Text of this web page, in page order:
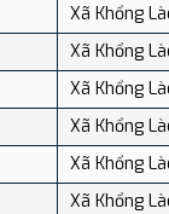
Xã Khổng
Xã Khổng
Xã Khổng
Xã Khổng
Xã Khổng
Xã Khổng